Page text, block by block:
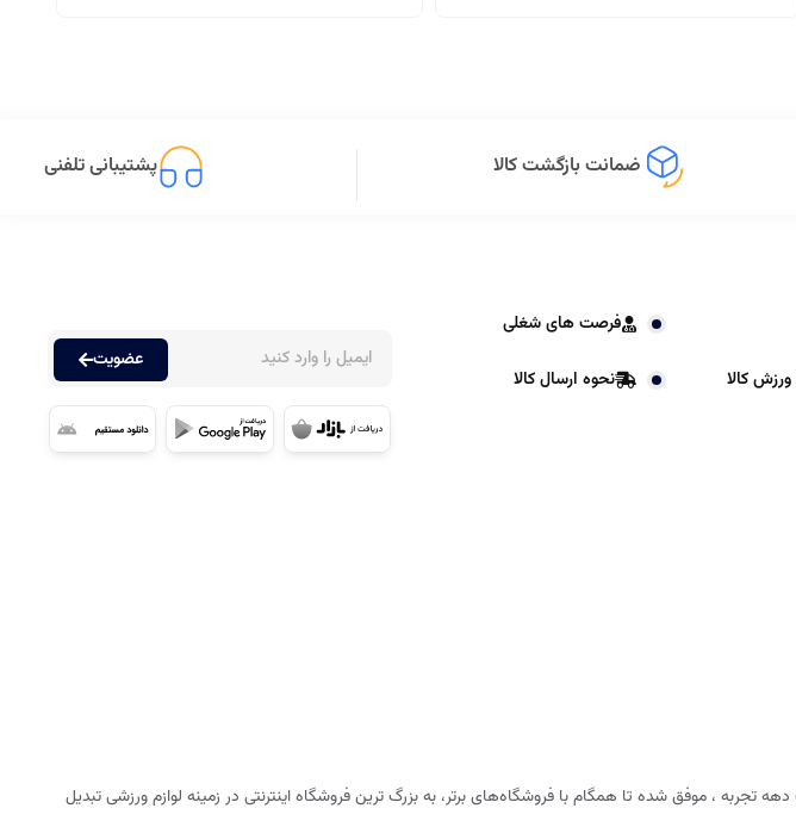
ضمانت بازگشت کالا پشتیبانی تلفنی
فرصت های شغلی
کالا نحوه ارسال کالا
عضویت
، موفق شده تا همگام با فروشگاه‌های برتر، به بزرگ ترین فروشگاه اینترنتی در زمینه لوازم ورزشی تبدیل